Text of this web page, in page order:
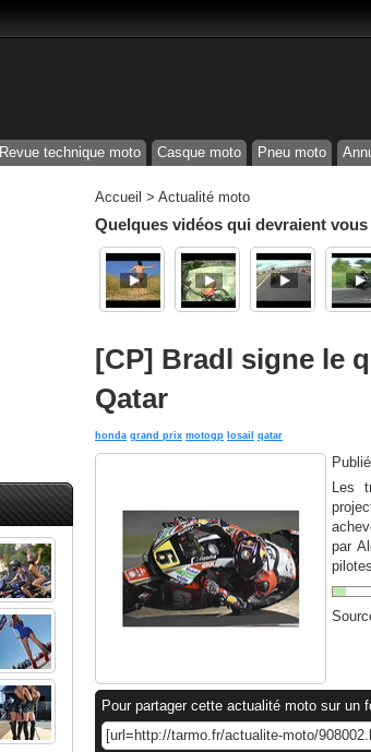
Revue technique moto Casque moto Pneu moto
Accueil > Actualité moto
Quelques vidéos qui devraient
[CP] Bradl signe le
Qatar
honda grand prix motogp losail qatar
Les
par
Pour partager cette actualité moto sur